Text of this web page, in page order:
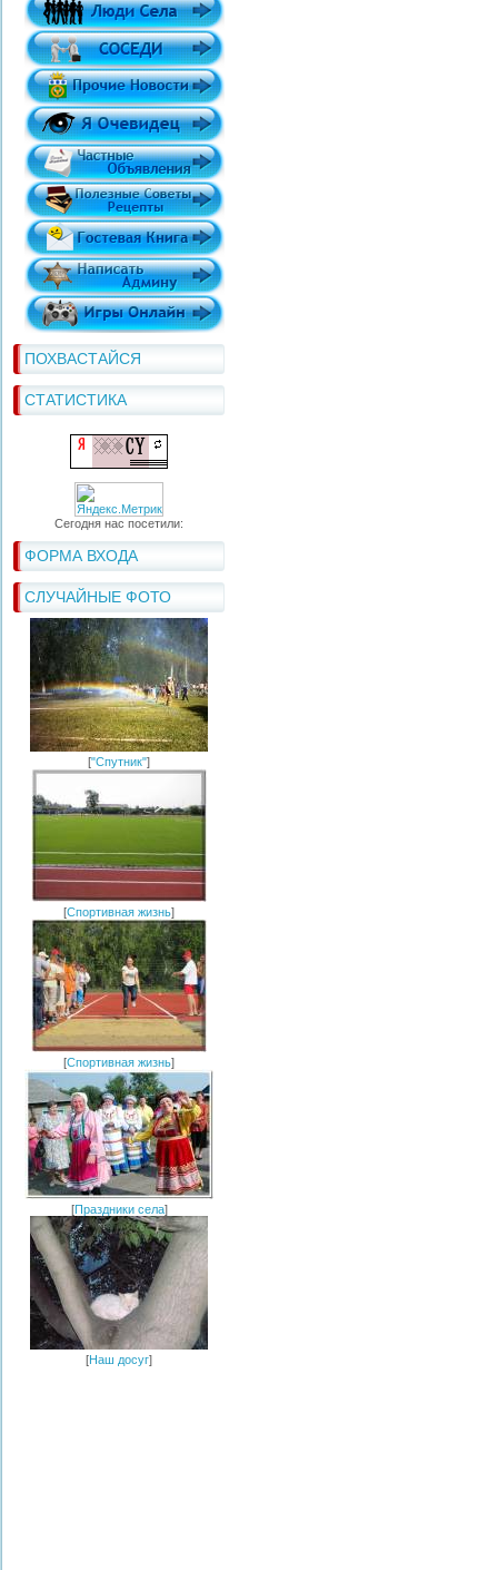
ПОХВАСТАЙСЯ
СТАТИСТИКА
Сегодня нас посетили:
ФОРМА ВХОДА
СЛУЧАЙНЫЕ ФОТО
["Спутник"]
[Спортивная жизнь]
[Спортивная жизнь]
[Праздники села]
[Наш досуг]